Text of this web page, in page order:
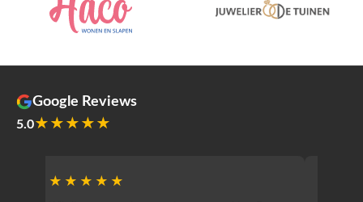
Google Reviews
5.0★★★★★
★★★★★